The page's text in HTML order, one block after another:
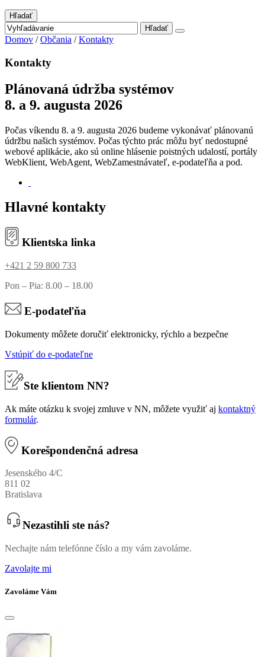
Hľadať
Hľadať
Domov / Občania / Kontakty
Kontakty
Plánovaná údržba systémov
8. a 9. augusta 2026
Počas víkendu 8. a 9. augusta 2026 budeme vykonávať plánovanú
údržbu našich systémov. Počas týchto prác môžu byť nedostupné
webové aplikácie, ako sú online hlásenie poistných udalostí, portály
WebKlient, WebAgent, WebZamestnávateľ, e-podateľňa a pod.
Hlavné kontakty
Klientska linka
+421 2 59 800 733
Pon – Pia: 8.00 – 18.00
E-podateľňa
Dokumenty môžete doručiť elektronicky, rýchlo a bezpečne
Vstúpiť do e-podateľne
Ste klientom NN?
Ak máte otázku k svojej zmluve v NN, môžete využiť aj kontaktný
formulár.
Korešpondenčná adresa
Jesenského 4/C
811 02
Bratislava
Nezastihli ste nás?
Nechajte nám telefónne číslo a my vám zavoláme.
Zavolajte mi
Zavoláme Vám